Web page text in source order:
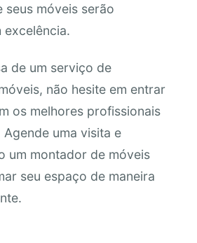
seus móveis serão
excelência.
de um serviço de
não hesite em entrar
os melhores profissionais
Agende uma visita e
um montador de móveis
seu espaço de maneira